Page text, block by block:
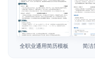
简历模板
简历教程
查看模板
全职业通用简历模板
查
简洁